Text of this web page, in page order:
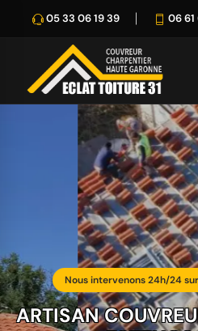
05 33 06 19 39 06 61
Nous intervenons 24h/24
ARTISAN